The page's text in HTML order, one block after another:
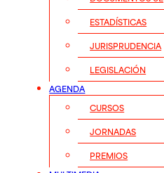
ESTADÍSTICAS
JURISPRUDENCIA
LEGISLACIÓN
AGENDA
CURSOS
JORNADAS
PREMIOS